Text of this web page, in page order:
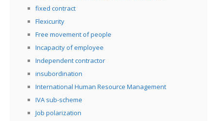
fixed contract
Flexicurity
Free movement of people
Incapacity of employee
Independent contractor
insubordination
International Human Resource Management
IVA sub-scheme
Job polarization